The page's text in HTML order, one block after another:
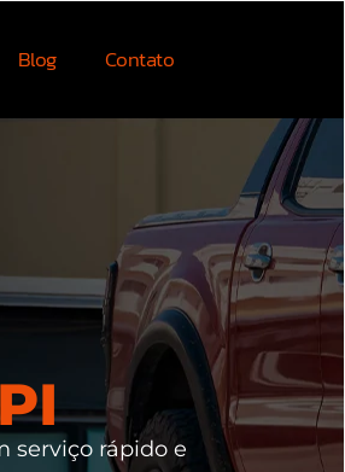
Blog Contato
serviço rápido e